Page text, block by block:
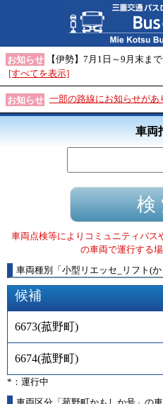
お知らせ
【伊勢】7月1日～9月末ま
[すべてを表示]
お知らせ 一部の路線にお知らせがあ
車両
車両点検等によりコミュニティバ
の車両で運行する
車両種別
「 小型リエッセ_リフト(
候補
6673(菰野町)
6674(菰野町)
*：運行中